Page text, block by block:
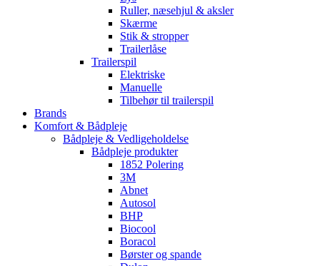
Ruller, næsehjul & aksler
Skærme
Stik & stropper
Trailerlåse
Trailerspil
Elektriske
Manuelle
Tilbehør til trailerspil
Brands
Komfort & Bådpleje
Bådpleje & Vedligeholdelse
Bådpleje produkter
1852 Polering
3M
Abnet
Autosol
BHP
Biocool
Boracol
Børster og spande